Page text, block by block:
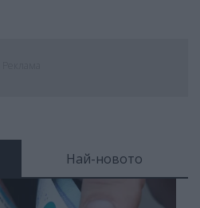
Най-новото